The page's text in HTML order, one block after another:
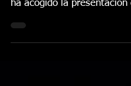
En la mañana de hoy
de 2021 la Asamblea